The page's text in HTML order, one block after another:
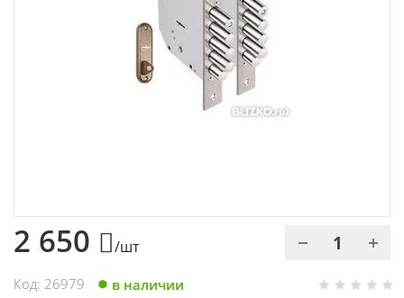
Электроды и проволока
2 650 /шт
Код: 26979 в наличии